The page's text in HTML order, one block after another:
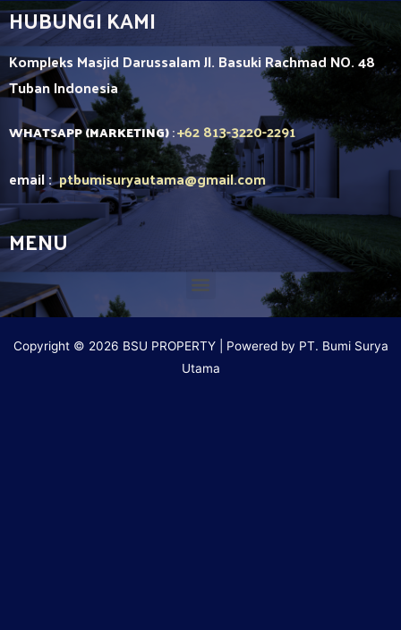
HUBUNGI KAMI
Kompleks Masjid Darussalam Jl. Basuki Rachmad NO. 48
TubanIndonesia
WHATSAPP (MARKETING):+62 813-3220-2291
email :ptbumisuryautama@gmail.com
MENU
Copyright © 2026 BSU PROPERTY | Powered by PT. Bumi Surya
Utama